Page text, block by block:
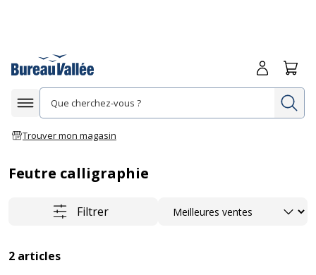
Afficher la navigation
Trouver mon magasin
Me
Feutre calligraphie
Filtrer Trier
2 articles